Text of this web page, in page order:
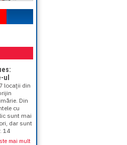
ul
locaţii din
Din
cu
sunt mai
dar sunt
14
mai mult